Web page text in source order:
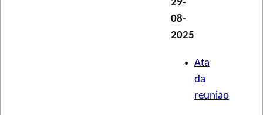
29-
08-
2025
Ata
da
reunião